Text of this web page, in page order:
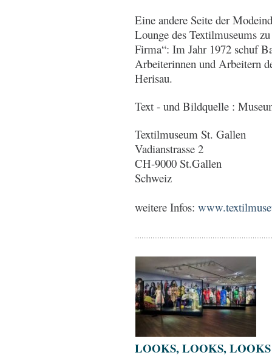
Eine andere Seite der
Lounge des Textilmuseums
Firma“: Im Jahr 1972 schuf
Arbeiterinnen und Arbeitern
Herisau.
Text - und Bildquelle :
Textilmuseum St. Gallen
Vadianstrasse 2
CH-9000 St.Gallen
Schweiz
weitere Infos:
LOOKS, LOOKS,